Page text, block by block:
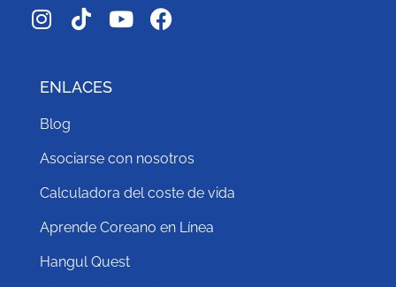
ENLACES
Blog
Asociarse con nosotros
Calculadora del coste de vida
Aprende Coreano en Línea
Hangul Quest